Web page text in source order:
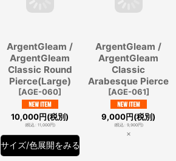
ArgentGleam /
ArgentGleam
Classic Round
Pierce(Large)
[AGE-060]
10,000円(税別)
(税込: 11,000円)
サイズ/色展開をみる
ArgentGleam /
ArgentGleam
Classic
Arabesque Pierce
[AGE-061]
9,000円(税別)
(税込: 9,900円)
×